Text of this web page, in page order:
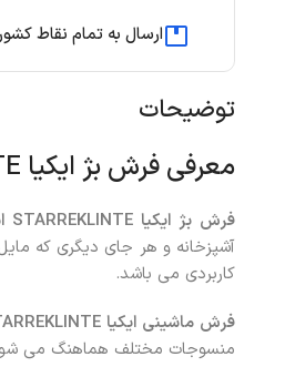
ارسال به تمام نقاط
توضیحات
معرفی فرش بژ ایکیا STARREKLINTE ابعاد 155×220 سانتی متر
فرش بژ ایکیا STARREKLINTE ابعاد 155×220
آشپزخانه و هر جای دیگری که
کاربردی می باشد.
فرش ماشینی ایکیا STARREKLINTE
منسوجات مختلف هماهنگ می